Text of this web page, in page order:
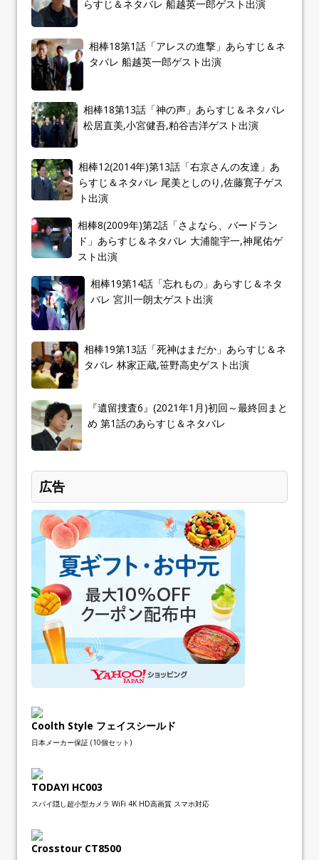
らすじ＆ネタバレ 船越英一郎ゲスト出演
相棒18第1話「アレスの進撃」あらすじ＆ネ
タバレ 船越英一郎ゲスト出演
相棒18第13話「神の声」あらすじ＆ネタバレ
松居直美,小宮健吾,粕谷吉洋ゲスト出演
相棒12(2014年)第13話「右京さんの友達」あ
らすじ＆ネタバレ 尾美としのり,佐藤寛子ゲス
ト出演
相棒8(2009年)第2話「さよなら、バードラン
ド」あらすじ＆ネタバレ 大浦龍宇一,神尾佑ゲ
スト出演
相棒19第14話「忘れもの」あらすじ＆ネタ
バレ 宮川一朗太ゲスト出演
相棒19第13話「死神はまだか」あらすじ＆ネ
タバレ 林家正蔵,笹野高史ゲスト出演
『遺留捜査6』(2021年1月)初回～最終回まと
め 第1話のあらすじ＆ネタバレ
広告
Coolth Style フェイスシールド
日本メーカー保証 (10個セット)
TODAYI HC003
スパイ隠し超小型カメラ WiFi 4K HD高画質 スマホ対応
Crosstour CT8500